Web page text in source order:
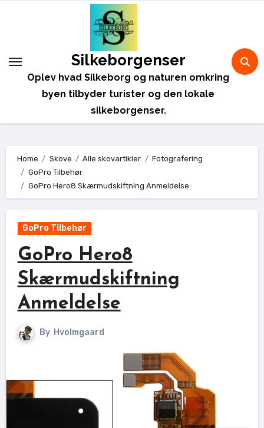
Silkeborgenser
Oplev hvad Silkeborg og naturen omkring
byen tilbyder turister og den lokale
silkeborgenser.
Home Skove Alle skovartikler
Fotografering
GoPro Tilbehør
GoPro Hero8 Skærmudskiftning Anmeldelse
GoPro Tilbehør
GoPro Hero8
Skærmudskiftning
Anmeldelse
By Hvolmgaard